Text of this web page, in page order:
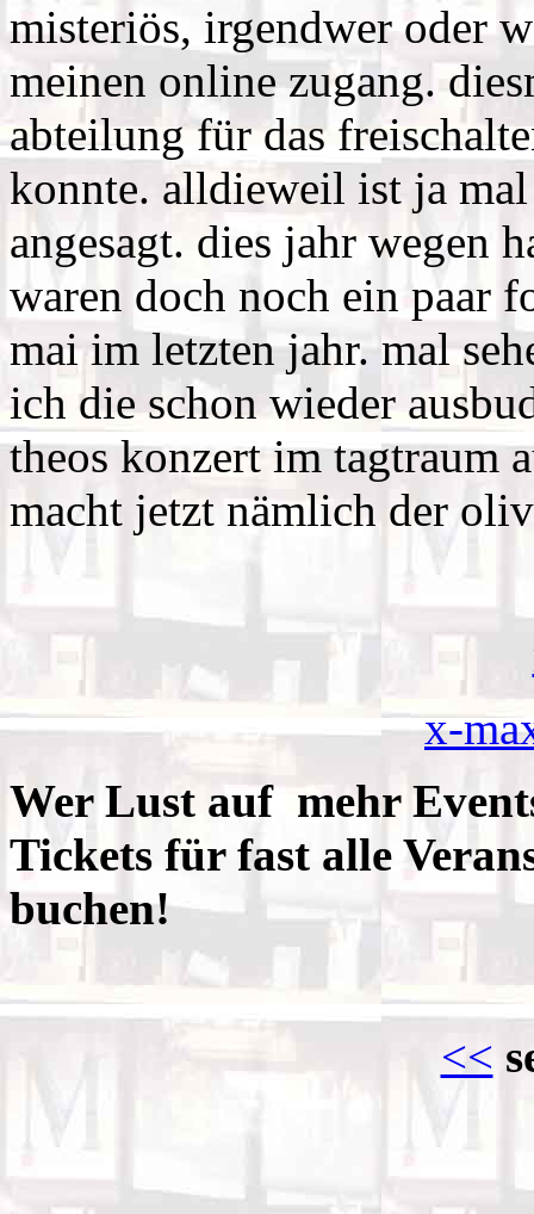
misteriös, irgendwer oder
meinen online zugang.
abteilung für das
konnte. alldieweil ist ja
angesagt. dies jahr wegen
waren doch noch ein paar
mai im letzten jahr. mal
ich die schon wieder
theos konzert im tagtraum
macht jetzt nämlich der
x-
Wer Lust auf mehr
Tickets für fast alle
buchen!
<<